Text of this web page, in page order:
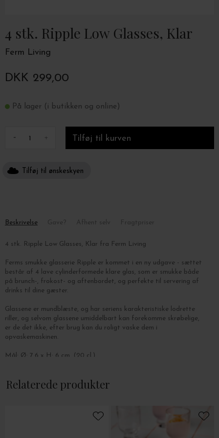
4 stk. Ripple Low Glasses, Klar
Ferm Living
DKK 299,00
På lager (i butikken og online)
- +
Tilføj til ønskeskyen
Beskrivelse
4 stk. Ripple Low Glasses, Klar fra Ferm Living
Ferms smukke glasserie Ripple er kommet i en ny udgave - sættet
består af 4 lave cylinderformede klare glas, som er smukke både
på brunch-, frokost- og aftenbordet, og perfekte til servering af
drinks til dine gæster.
Glassene er mundblæste, og har seriens karakteristiske lodrette
riller, og selvom glassene umiddelbart kan forekomme skrøbelige,
er de det ikke, efter brug kan du roligt vaske dem i
opvaskemaskinen.
Mål: Ø: 7,6 x H: 6 cm. (20 cl.)
Relaterede produkter